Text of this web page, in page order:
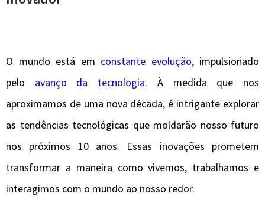
O mundo está em constante evolução, impulsionado
pelo avanço da tecnologia. À medida que nos
aproximamos de uma nova década, é intrigante explorar
as tendências tecnológicas que moldarão nosso futuro
nos próximos 10 anos. Essas inovações prometem
transformar a maneira como vivemos, trabalhamos e
interagimos com o mundo ao nosso redor.